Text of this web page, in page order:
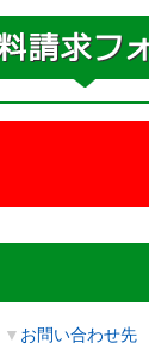
▼ お問い合わせ先